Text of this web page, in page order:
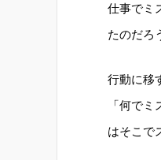
仕事でミ
たのだろ
行動に移
「何で
はそこで